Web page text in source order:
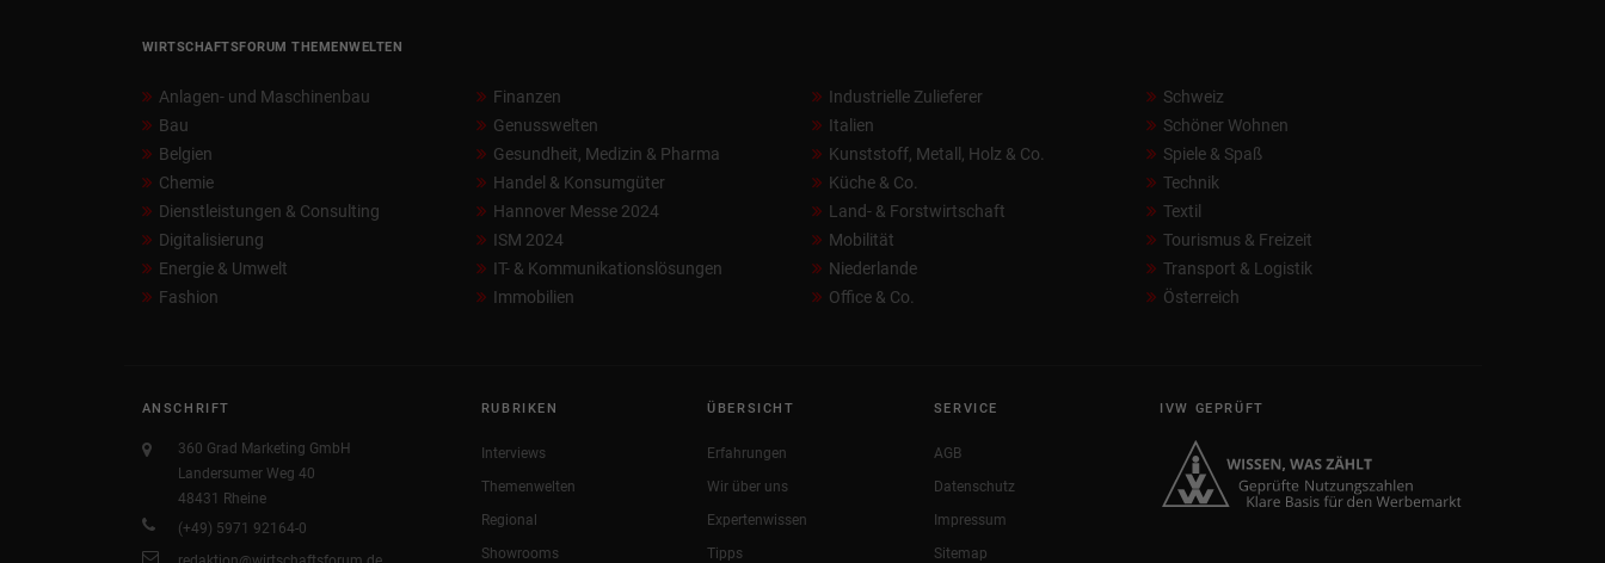
WIRTSCHAFTSFORUM THEMENWELTEN
Anlagen- und Maschinenbau
Bau
Belgien
Chemie
Dienstleistungen & Consulting
Digitalisierung
Energie & Umwelt
Fashion
Finanzen
Genusswelten
Gesundheit, Medizin & Pharma
Handel & Konsumgüter
Hannover Messe 2024
ISM 2024
IT- & Kommunikationslösungen
Immobilien
Industrielle Zulieferer
Italien
Kunststoff, Metall, Holz & Co.
Küche & Co.
Land- & Forstwirtschaft
Mobilität
Niederlande
Office & Co.
Schweiz
Schöner Wohnen
Spiele & Spaß
Technik
Textil
Tourismus & Freizeit
Transport & Logistik
Österreich
ANSCHRIFT
360 Grad Marketing GmbH
Landersumer Weg 40
48431 Rheine
(+49) 5971 92164-0
RUBRIKEN
Interviews
Themenwelten
Regional
Showrooms
ÜBERSICHT
Erfahrungen
Wir über uns
Expertenwissen
Tipps
SERVICE
AGB
Datenschutz
Impressum
Sitemap
IVW GEPRÜFT